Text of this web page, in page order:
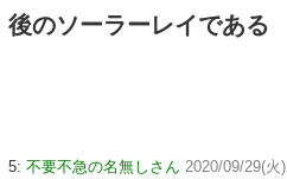
後のソーラーレイである
5: 不要不急の名無しさん 2020/09/29(